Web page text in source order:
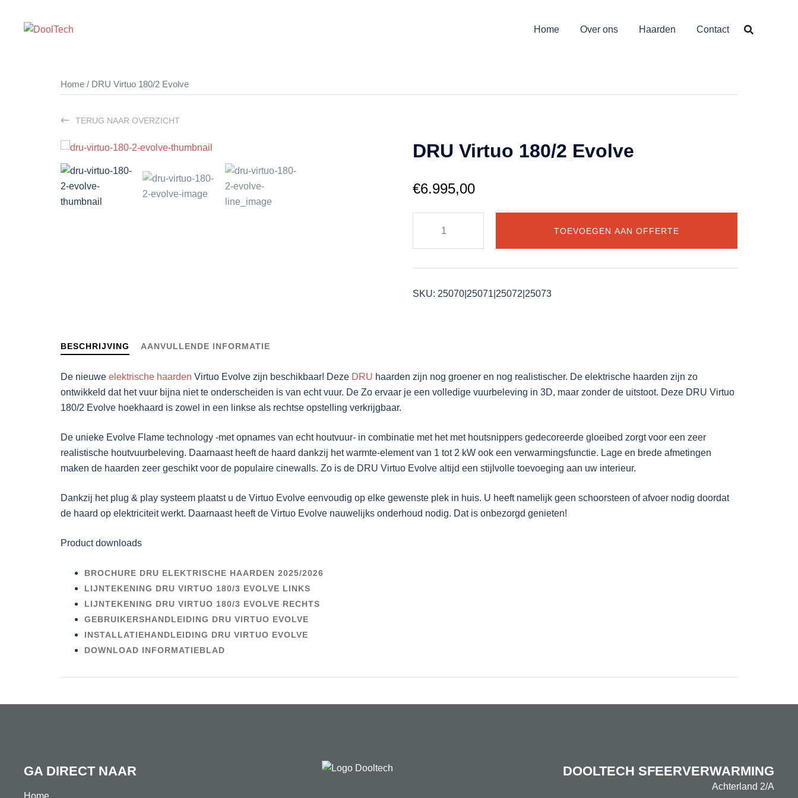
Home Over ons Haarden Contact
Home / DRU Virtuo 180/2 Evolve
TERUG NAAR OVERZICHT
DRU Virtuo 180/2 Evolve
€6.995,00
180/2
Evolve
TOEVOEGEN AAN OFFERTE
SKU: 25070|25071|25072|25073
BESCHRIJVING AANVULLENDE INFORMATIE
De nieuwe elektrische haarden Virtuo Evolve zijn beschikbaar! Deze DRU haarden zijn nog groener en nog realistischer. De elektrische haarden zijn zo
ontwikkeld dat het vuur bijna niet te onderscheiden is van echt vuur. De Zo ervaar je een volledige vuurbeleving in 3D, maar zonder de uitstoot. Deze DRU Virtuo
180/2 Evolve hoekhaard is zowel in een linkse als rechtse opstelling verkrijgbaar.
De unieke Evolve Flame technology -met opnames van echt houtvuur- in combinatie met het met houtsnippers gedecoreerde gloeibed zorgt voor een zeer
realistische houtvuurbeleving. Daarnaast heeft de haard dankzij het warmte-element van 1 tot 2 kW ook een verwarmingsfunctie. Lage en brede afmetingen
maken de haarden zeer geschikt voor de populaire cinewalls. Zo is de DRU Virtuo Evolve altijd een stijlvolle toevoeging aan uw interieur.
Dankzij het plug & play systeem plaatst u de Virtuo Evolve eenvoudig op elke gewenste plek in huis. U heeft namelijk geen schoorsteen of afvoer nodig doordat
de haard op elektriciteit werkt. Daarnaast heeft de Virtuo Evolve nauwelijks onderhoud nodig. Dat is onbezorgd genieten!
Product downloads
BROCHURE DRU ELEKTRISCHE HAARDEN 2025/2026
LIJNTEKENING DRU VIRTUO 180/3 EVOLVE LINKS
LIJNTEKENING DRU VIRTUO 180/3 EVOLVE RECHTS
GEBRUIKERSHANDLEIDING DRU VIRTUO EVOLVE
INSTALLATIEHANDLEIDING DRU VIRTUO EVOLVE
DOWNLOAD INFORMATIEBLAD
GA DIRECT NAAR
Home
DOOLTECH SFEERVERWARMING
Achterland 2/A